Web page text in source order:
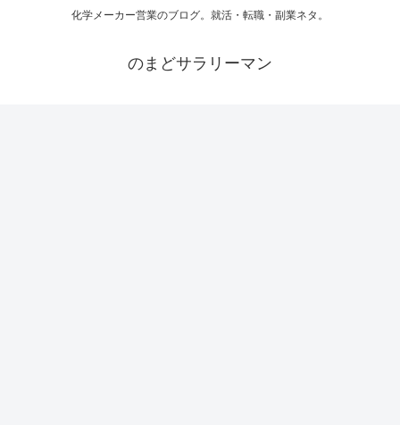
化学メーカー営業のブログ。就活・転職・副業ネタ。
のまどサラリーマン